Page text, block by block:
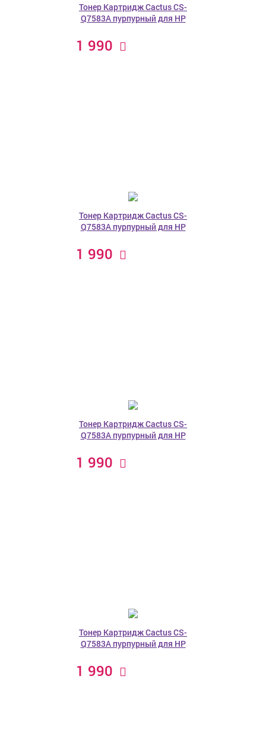
Тонер Картридж Cactus CS-
Q7583A пурпурный для HP
1 990
Тонер Картридж Cactus CS-
Q7583A пурпурный для HP
1 990
Тонер Картридж Cactus CS-
Q7583A пурпурный для HP
1 990
Тонер Картридж Cactus CS-
Q7583A пурпурный для HP
1 990